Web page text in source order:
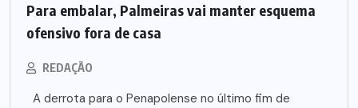
Para embalar, Palmeiras vai manter esquema
ofensivo fora de casa
REDAÇÃO
A derrota para o Penapolense no último fim de